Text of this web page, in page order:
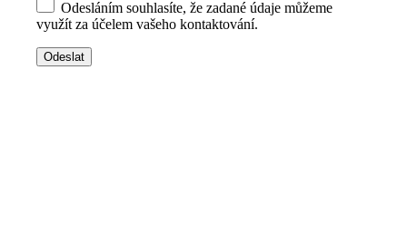
Odesláním souhlasíte, že zadané údaje můžeme
využít za účelem vašeho kontaktování.